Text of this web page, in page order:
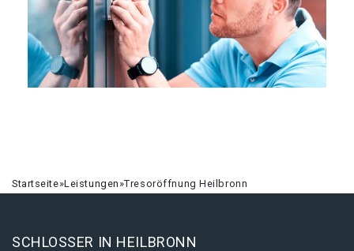
Startseite»Leistungen»Tresoröffnung Heilbronn
SCHLOSSER IN HEILBRONN